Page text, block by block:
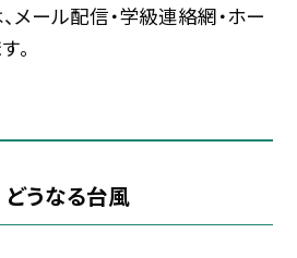
ール配信・学級連絡網・ホー
。
どうなる台風